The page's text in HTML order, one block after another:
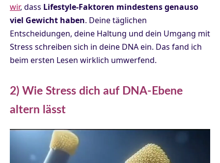
wir, dass Lifestyle-Faktoren mindestens genauso
viel Gewicht haben. Deine täglichen
Entscheidungen, deine Haltung und dein Umgang mit
Stress schreiben sich in deine DNA ein. Das fand ich
beim ersten Lesen wirklich umwerfend.
2) Wie Stress dich auf DNA-Ebene
altern lässt